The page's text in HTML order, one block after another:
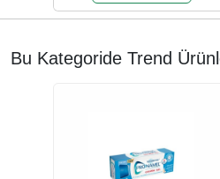
Bu Kategoride Trend